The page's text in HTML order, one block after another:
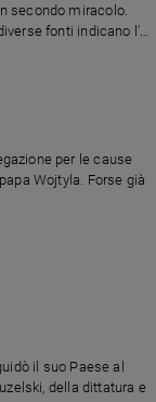
secondo miracolo.
fonti indicano l'8
per le cause
Wojtyla. Forse già
il suo Paese al
della dittatura e